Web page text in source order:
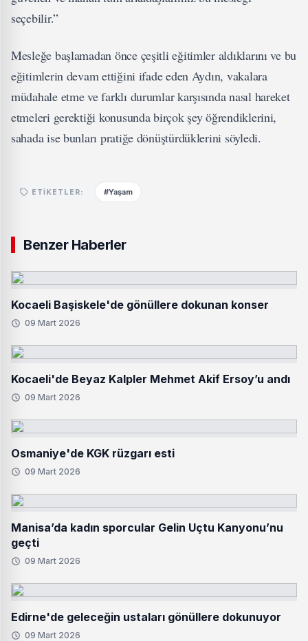
seçebilir.”
Mesleğe başlamadan önce çeşitli eğitimler aldıklarını ve bu
eğitimlerin devam ettiğini ifade eden Aydın, vakalara
müdahale etme ve farklı durumlar karşısında nasıl hareket
etmeleri gerektiği konusunda birçok şey öğrendiklerini,
sahada ise bunları pratiğe dönüştürdüklerini söyledi.
ETIKETLER: #Yaşam
Benzer Haberler
Kocaeli Başiskele'de gönüllere dokunan konser
09 Mart 2026
Kocaeli'de Beyaz Kalpler Mehmet Akif Ersoy’u andı
09 Mart 2026
Osmaniye'de KGK rüzgarı esti
09 Mart 2026
Manisa’da kadın sporcular Gelin Uçtu Kanyonu’nu
geçti
09 Mart 2026
Edirne'de geleceğin ustaları gönüllere dokunuyor
09 Mart 2026